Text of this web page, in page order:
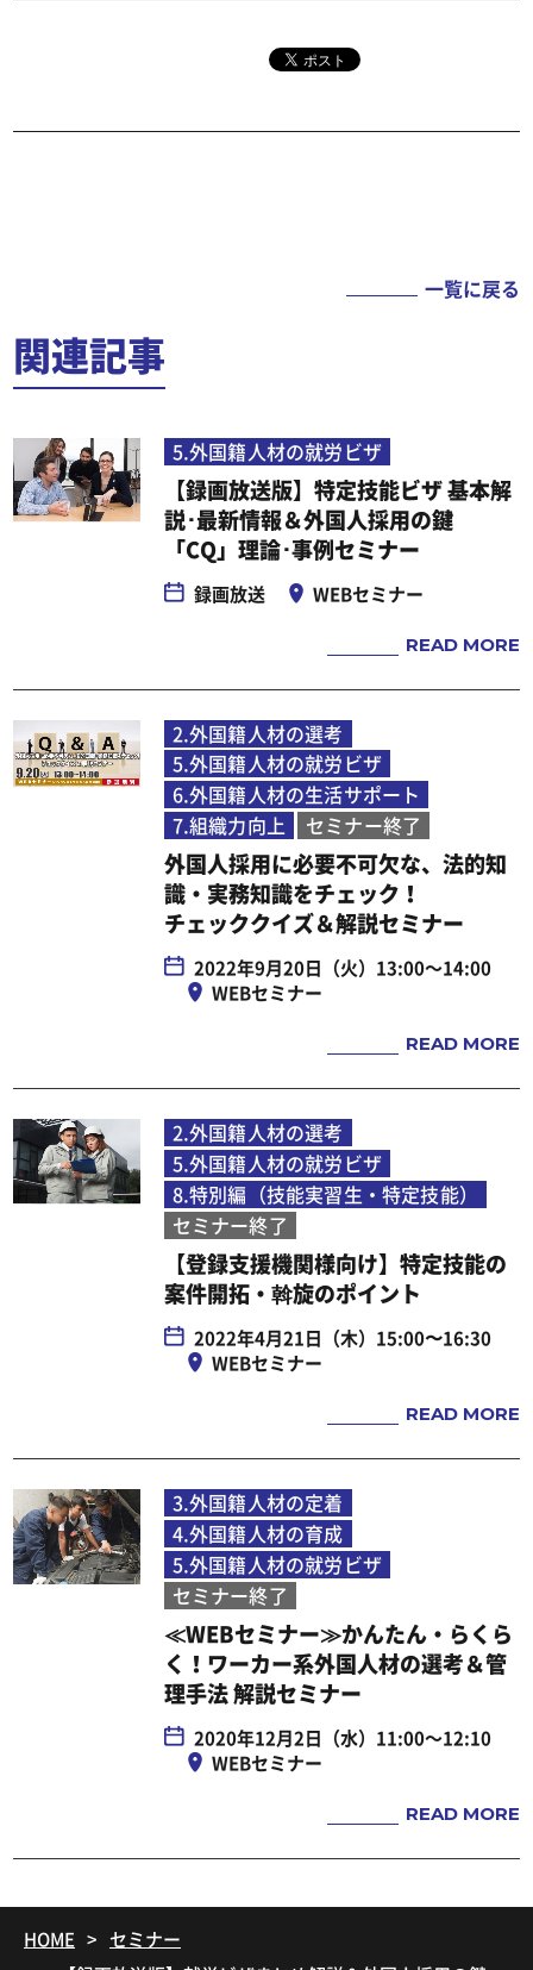
一覧に戻る
関連記事
5.外国籍人材の就労ビザ
【録画放送版】特定技能ビザ 基本解
説･最新情報＆外国人採用の鍵
「CQ」理論･事例セミナー
録画放送 WEBセミナー
READ MORE
2.外国籍人材の選考
5.外国籍人材の就労ビザ
6.外国籍人材の生活サポート
7.組織力向上
セミナー終了
外国人採用に必要不可欠な、法的知
識・実務知識をチェック！
チェッククイズ＆解説セミナー
2022年9月20日（火）13:00～14:00
WEBセミナー
READ MORE
2.外国籍人材の選考
5.外国籍人材の就労ビザ
8.特別編（技能実習生・特定技能）
セミナー終了
【登録支援機関様向け】特定技能の
案件開拓・斡旋のポイント
2022年4月21日（木）15:00〜16:30
WEBセミナー
READ MORE
3.外国籍人材の定着
4.外国籍人材の育成
5.外国籍人材の就労ビザ
セミナー終了
≪WEBセミナー≫かんたん・らくら
く！ワーカー系外国人材の選考＆管
理手法 解説セミナー
2020年12月2日（水）11:00～12:10
WEBセミナー
READ MORE
HOME
セミナー